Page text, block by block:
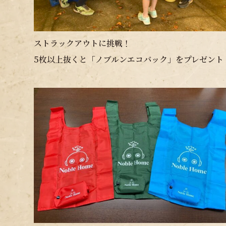
ストラックアウトに挑戦！
5枚以上抜くと「ノブルンエコバック」をプレゼント